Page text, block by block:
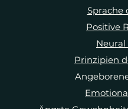
Sprache
Positive
Prinzipien